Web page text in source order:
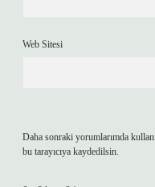
Web Sitesi
Daha sonraki yorumlarımda
bu tarayıcıya kaydedilsin.